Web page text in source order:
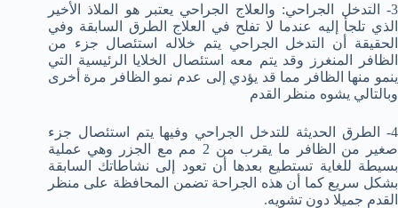
3- التدخل الجراحي: والعلاج الجراحي يعتبر هو الملاذ الأخير
الذي تلجأ إليه عندما لا تفلح في العلاج الطرق السابقة وفي
الحقيقة أن التدخل الجراحي يتم خلاله استئصال جزء من
الظافر المنغرز وقد يتم معه استئصال الخلايا الرئيسية التي
ينمو منها الظافر مما قد يؤدي إلى عدم نمو الظافر مرة أخرى
وبالتالي يشوه منظر القدم
4- الطرق الحديثة للتدخل الجراحي وفيها يتم استئصال جزء
صغير من الظافر ما يقرب من 2 مم مع الجزر وهي عملية
بسيطة للغاية تستطيع بعدها أن تعود إلى نشاطاتك السابقة
بشكل سريع كما أن هذه الجراحة تضمن المحافظة على منظر
القدم جميلا دون تشويه.